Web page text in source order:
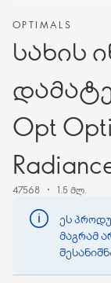
OPTIMALS
სახის
Opt
47568 1.5 მლ.
ეს
მაგრამ